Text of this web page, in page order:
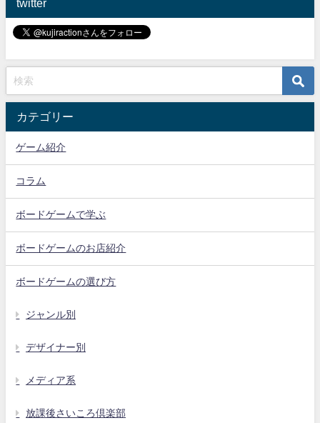
twitter
カテゴリー
ゲーム紹介
コラム
ボードゲームで学ぶ
ボードゲームのお店紹介
ボードゲームの選び方
ジャンル別
デザイナー別
メディア系
放課後さいころ倶楽部